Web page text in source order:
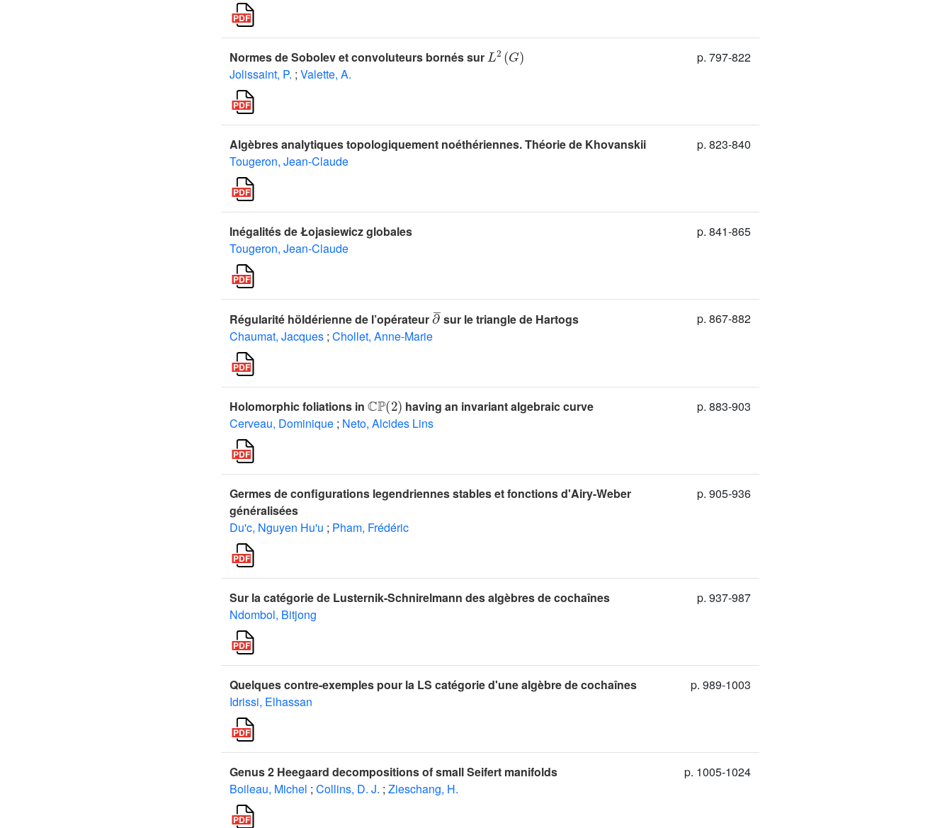
Normes de Sobolev et convoluteurs bornés sur
2 ( )
Jolissaint, P. ; Valette, A.
p. 797-822
Algèbres analytiques topologiquement noéthériennes. Théorie de Khovanskii
Tougeron, Jean-Claude
p. 823-840
Inégalités de Łojasiewicz globales
Tougeron, Jean-Claude
p. 841-865
Régularité höldérienne de l’opérateur
∂¯
sur le triangle de Hartogs
Chaumat, Jacques ; Chollet, Anne-Marie
p. 867-882
Holomorphic foliations in
2 )
having an invariant algebraic curve
Cerveau, Dominique ; Neto, Alcides Lins
p. 883-903
Germes de configurations legendriennes stables et fonctions d'Airy-Weber
généralisées
Du'c, Nguyen Hu'u ; Pham, Frédéric
p. 905-936
Sur la catégorie de Lusternik-Schnirelmann des algèbres de cochaînes
Ndombol, Bitjong
p. 937-987
Quelques contre-exemples pour la LS catégorie d'une algèbre de cochaînes
Idrissi, Elhassan
p. 989-1003
Genus 2 Heegaard decompositions of small Seifert manifolds
Boileau, Michel ; Collins, D. J. ; Zieschang, H.
p. 1005-1024